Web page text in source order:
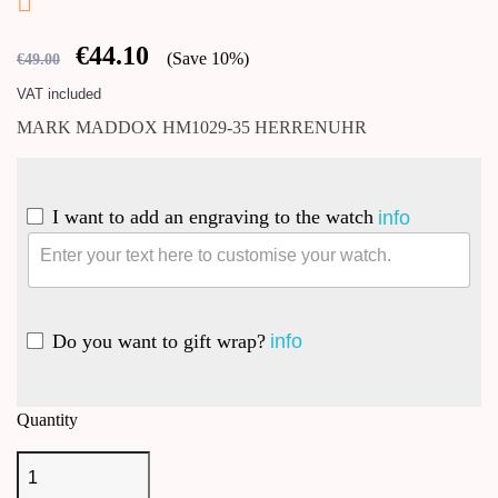
€49.00 €44.10 Save 10%
VAT included
MARK MADDOX HM1029-35 HERRENUHR
I want to add an engraving to the watch info
Do you want to gift wrap? info
Quantity